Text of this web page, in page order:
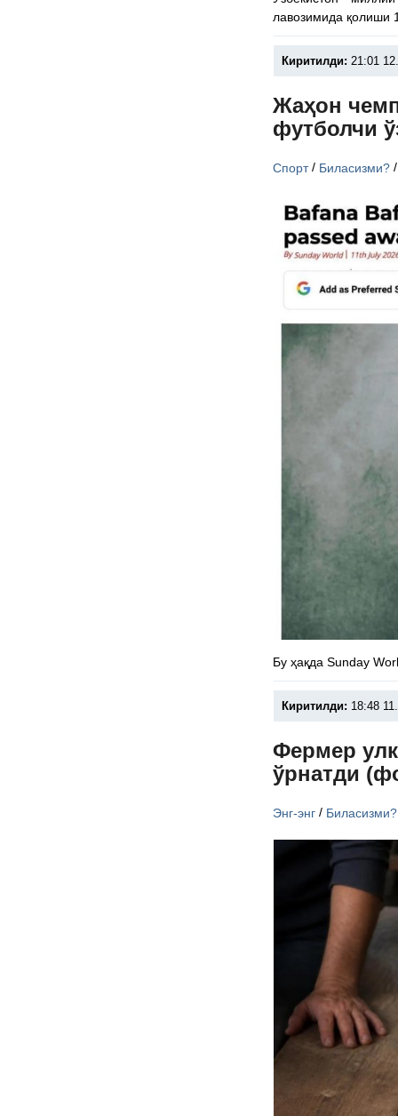
лавозимида қолиши
Киритилди: 21:01
Жаҳон
футболчи
Спорт/ Биласизми?
Бу ҳақда Sunday
Киритилди: 18:48
Фермер
ўрнатди
Энг-энг / Биласизми?